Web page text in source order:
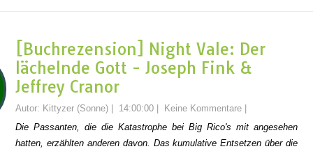
[Buchrezension] Night Vale: Der
lächelnde Gott - Joseph Fink &
Jeffrey Cranor
Autor: Kittyzer (Sonne) 14:00:00 Keine Kommentare
Die Passanten, die die Katastrophe bei Big Rico's mit angesehen
hatten, erzählten anderen davon. Das kumulative Entsetzen über die